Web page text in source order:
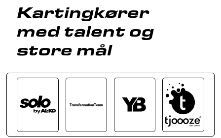
Kartingkører
med talent og
store mål